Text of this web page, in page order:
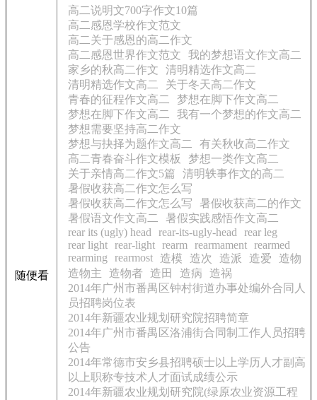
随便看
高二说明文700字作文10篇
高二感恩学校作文范文
高二关于感恩的高二作文
高二感恩世界作文范文
我的梦想语文作文高二
家乡的秋高二作文
清明精选作文高二
清明精选作文高二
关于冬天高二作文
青春的征程作文高二
梦想在脚下作文高二
梦想在脚下作文高二
我有一个梦想的作文高二
梦想需要坚持高二作文
梦想与抉择为题作文高二
有关秋收高二作文
高二青春奋斗作文模板
梦想一类作文高二
关于亲情高二作文5篇
清明轶事作文的高二
暑假收获高二作文怎么写
暑假收获高二作文怎么写
暑假收获高二的作文
暑假语文作文高二
暑假实践感悟作文高二
rear its (ugly) head
rear-its-ugly-head
rear leg
rear light rear-light rearm rearmament rearmed
rearming
rearmost 造模 造次 造派 造爱
造物
造物主
造物者 造田 造病
造祸
2014年广州市番禺区钟村街道办事处编外合同人
员招聘岗位表
2014年新疆农业规划研究院招聘简章
2014年广州市番禺区洛浦街合同制工作人员招聘
公告
2014年常德市安乡县招聘硕士以上学历人才副高
以上职称专技术人才面试成绩公示
2014年新疆农业规划研究院(绿原农业资源工程